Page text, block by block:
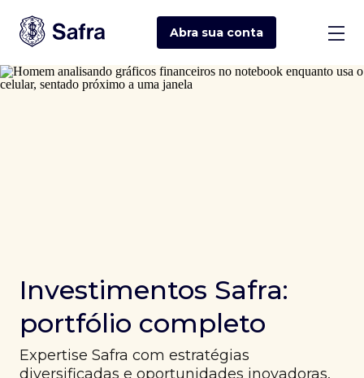
Abra sua conta
Investimentos Safra:
portfólio completo
Expertise Safra com estratégias
diversificadas e oportunidades inovadoras,